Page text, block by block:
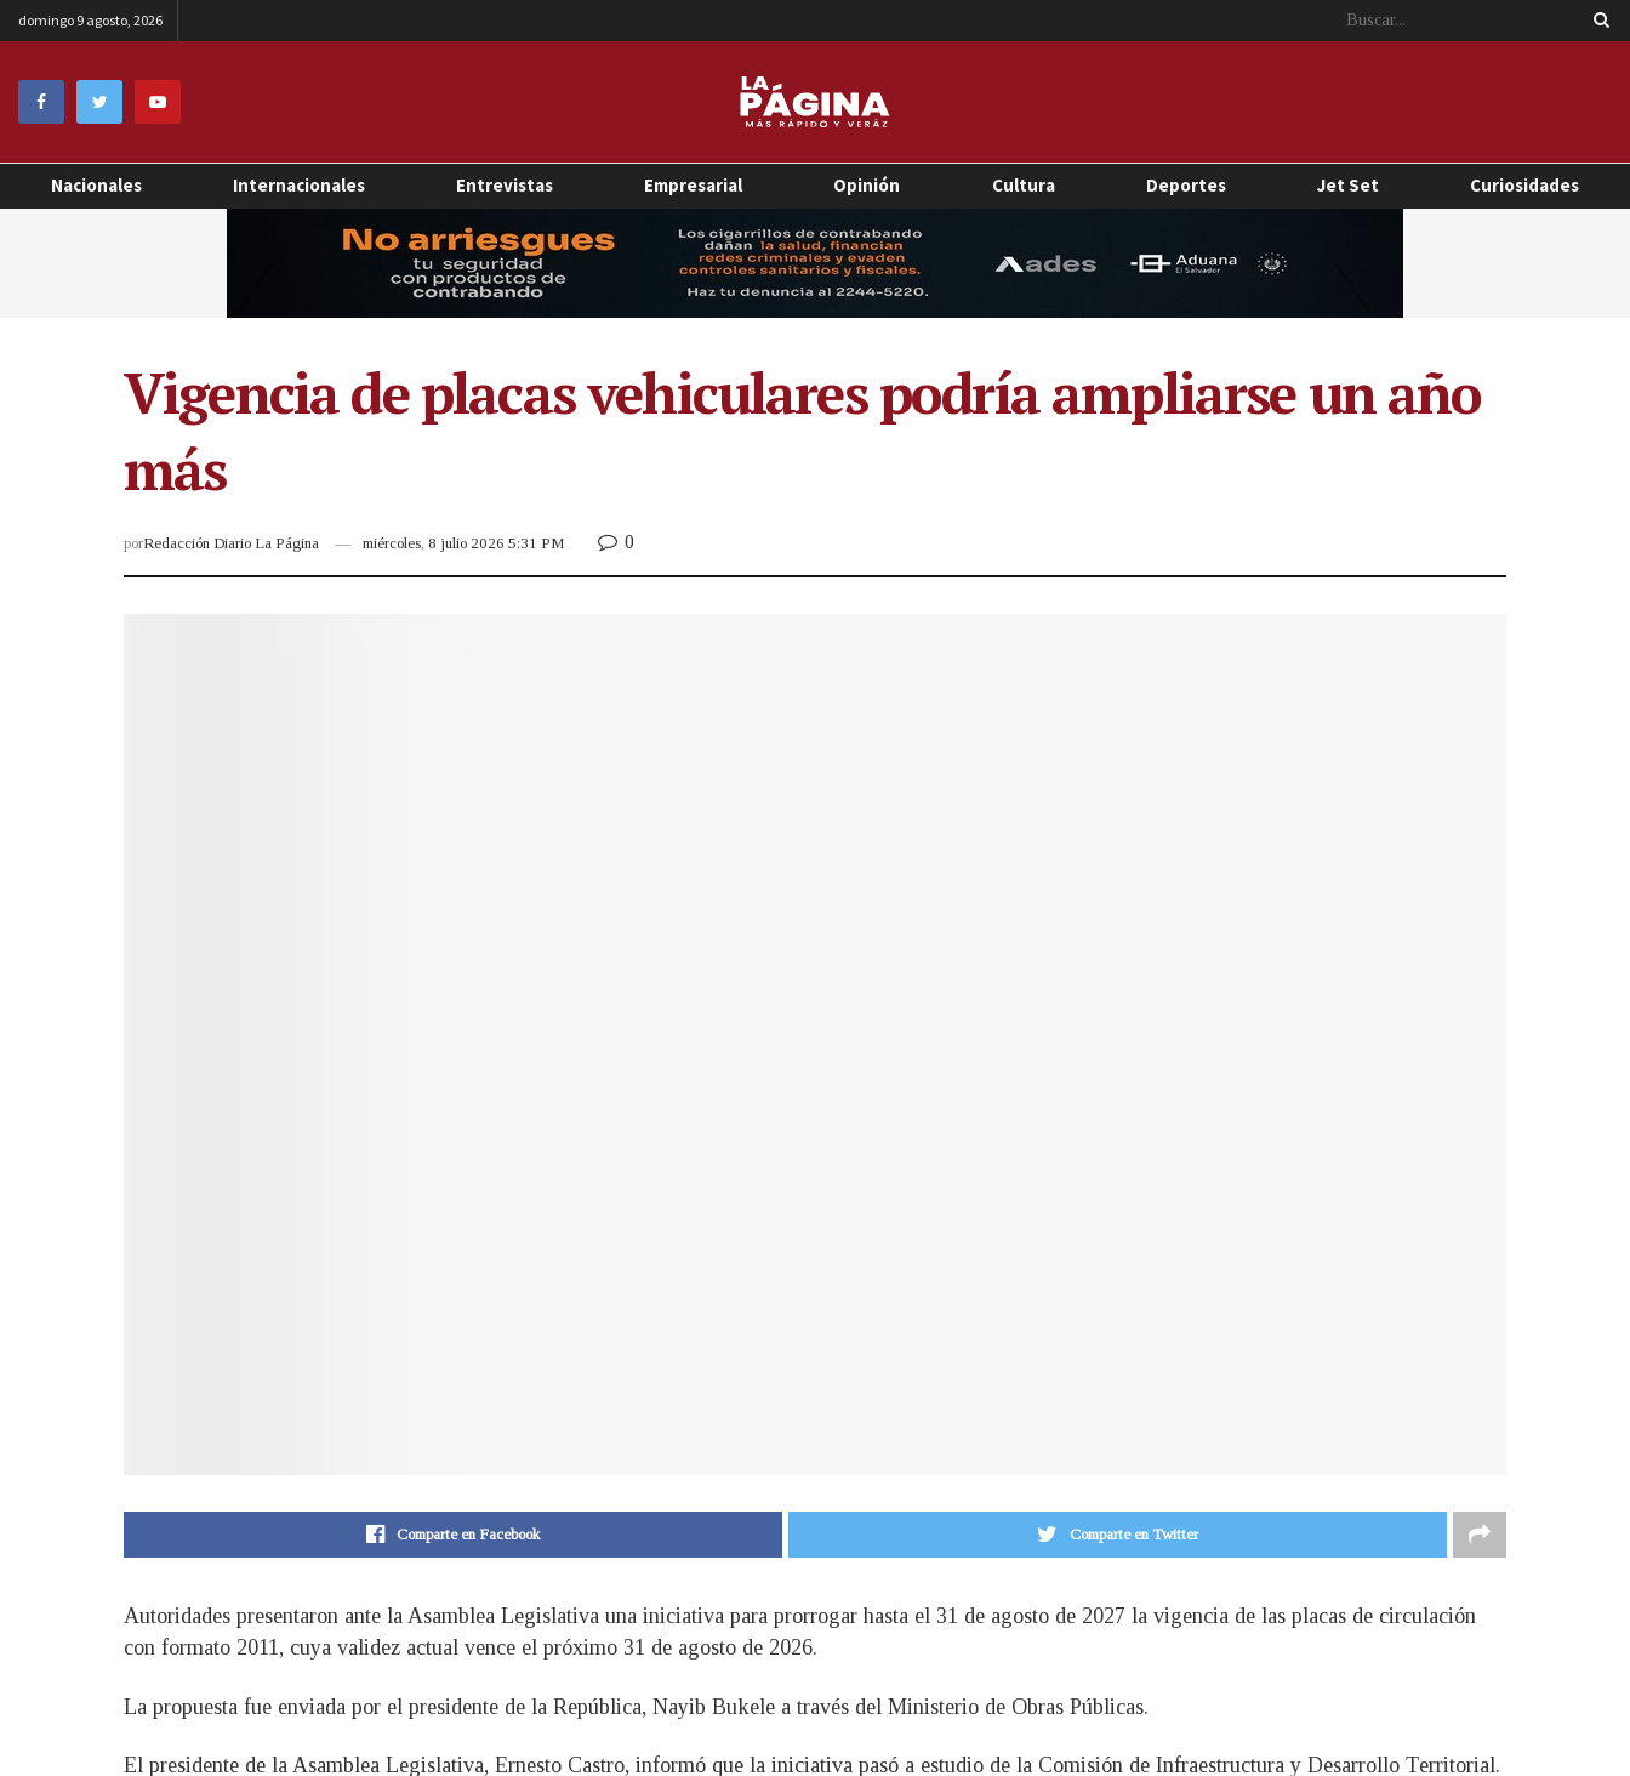
domingo 9 agosto, 2026
Nacionales Internacionales Entrevistas Empresarial Opinión Cultura Deportes Jet Set Curiosidades
Vigencia de placas vehiculares podría ampliarse un año
más
porRedacción Diario La Página miércoles, 8 julio 2026 5:31 PM 0
Comparte en Facebook Comparte en Twitter
Autoridades presentaron ante la Asamblea Legislativa una iniciativa para prorrogar hasta el 31 de agosto de 2027 la vigencia de las placas de circulación
con formato 2011, cuya validez actual vence el próximo 31 de agosto de 2026.
La propuesta fue enviada por el presidente de la República, Nayib Bukele a través del Ministerio de Obras Públicas.
El presidente de la Asamblea Legislativa, Ernesto Castro, informó que la iniciativa pasó a estudio de la Comisión de Infraestructura y Desarrollo Territorial.